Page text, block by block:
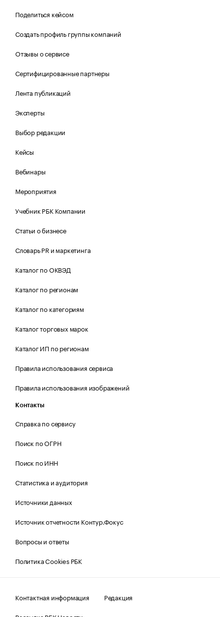
Поделиться кейсом
Создать профиль группы компаний
Отзывы о сервисе
Сертифицированные партнеры
Лента публикаций
Эксперты
Выбор редакции
Кейсы
Вебинары
Мероприятия
Учебник РБК Компании
Статьи о бизнесе
Словарь PR и маркетинга
Каталог по ОКВЭД
Каталог по регионам
Каталог по категориям
Каталог торговых марок
Каталог ИП по регионам
Правила использования сервиса
Правила использования изображений
Контакты
Справка по сервису
Поиск по ОГРН
Поиск по ИНН
Статистика и аудитория
Источники данных
Источник отчетности Контур.Фокус
Вопросы и ответы
Политика Cookies РБК
Контактная информация
Редакция